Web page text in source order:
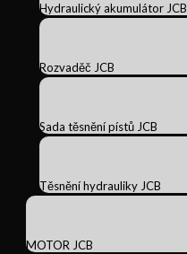
Hydraulický akumulátor JCB
Rozvaděč JCB
Sada těsnění pístů JCB
Těsnění hydrauliky JCB
MOTOR JCB